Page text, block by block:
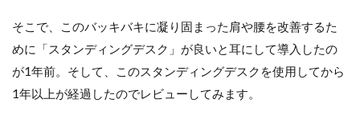
そこで、このバッキバキに凝り固まった肩や腰を改善するた
めに「スタンディングデスク」が良いと耳にして導入したの
が1年前。そして、このスタンディングデスクを使用してから
1年以上が経過したのでレビューしてみます。